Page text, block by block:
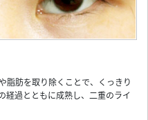
脂肪を取り除くことで、くっきり
経過とともに成熟し、二重のライ